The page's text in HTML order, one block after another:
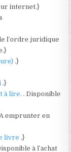
internet.}
l’ordre juridique
.}
.}
à lire.. Disponible
emprunter en
livre.}
à l’achat